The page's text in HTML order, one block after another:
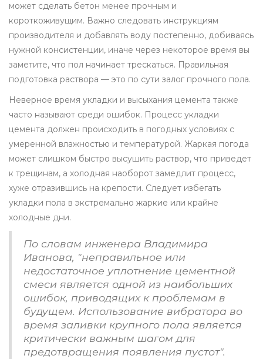
может сделать бетон менее прочным и
короткоживущим. Важно следовать инструкциям
производителя и добавлять воду постепенно, добиваясь
нужной консистенции, иначе через некоторое время вы
заметите, что пол начинает трескаться. Правильная
подготовка раствора — это по сути залог прочного пола.
Неверное время укладки и высыхания цемента также
часто называют среди ошибок. Процесс укладки
цемента должен происходить в погодных условиях с
умеренной влажностью и температурой. Жаркая погода
может слишком быстро высушить раствор, что приведет
к трещинам, а холодная наоборот замедлит процесс,
хуже отразившись на крепости. Следует избегать
укладки пола в экстремально жаркие или крайне
холодные дни.
По словам инженера Владимира
Иванова, "неправильное или
недостаточное уплотнение цементной
смеси является одной из наибольших
ошибок, приводящих к проблемам в
будущем. Использование вибратора во
время заливки крупного пола является
критически важным шагом для
предотвращения появления пустот".